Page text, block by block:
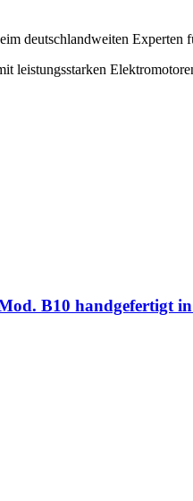
deutschlandweiten
leistungsstarken
B10